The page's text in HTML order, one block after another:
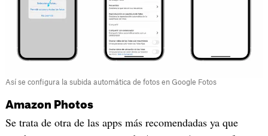
Así se configura la subida automática de fotos en Google Fotos
Amazon Photos
Se trata de otra de las apps más recomendadas ya que